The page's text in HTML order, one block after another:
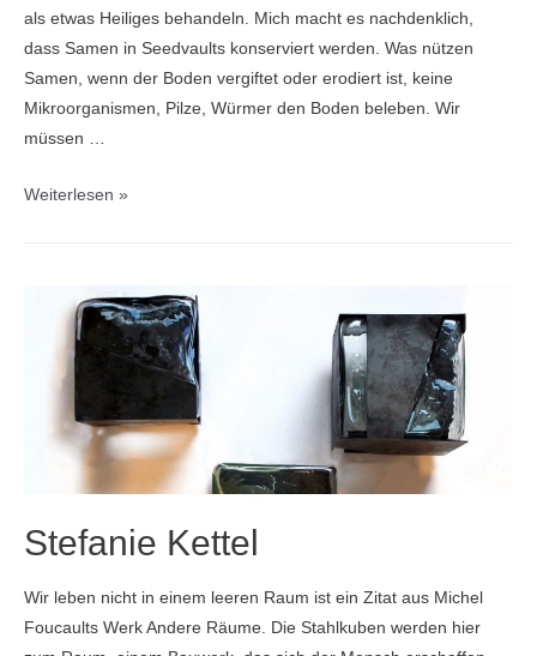
als etwas Heiliges behandeln. Mich macht es nachdenklich,
dass Samen in Seedvaults konserviert werden. Was nützen
Samen, wenn der Boden vergiftet oder erodiert ist, keine
Mikroorganismen, Pilze, Würmer den Boden beleben. Wir
müssen …
Silke
Weiterlesen »
Stefanie Kettel
Wir leben nicht in einem leeren Raum ist ein Zitat aus Michel
Foucaults Werk Andere Räume. Die Stahlkuben werden hier